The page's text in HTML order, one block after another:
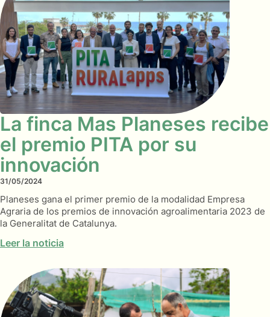
La finca Mas Planeses recibe
el premio PITA por su
innovación
31/05/2024
Planeses gana el primer premio de la modalidad Empresa
Agraria de los premios de innovación agroalimentaria 2023 de
la Generalitat de Catalunya.
Leer la noticia